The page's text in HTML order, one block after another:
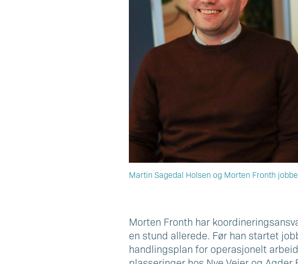
Martin Sagedal Holsen og Morten Fronth
Morten Fronth har
en stund allerede. Før han startet
handlingsplan for operasjonelt